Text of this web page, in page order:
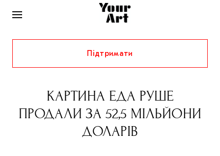
НОВИНИ
ІНТЕРВ’Ю
ХУДОЖНИКИ
КУРАТОРИ
РІДНИЙ КРАЙ
ФЕСТИВАЛІ
СТАТТІ
Підтримати
КАРТИНА ЕДА РУШЕ
ПРОДАЛИ ЗА 52,5 МІЛЬЙОНИ
ДОЛАРІВ